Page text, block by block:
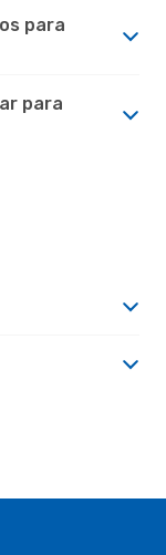
para
para